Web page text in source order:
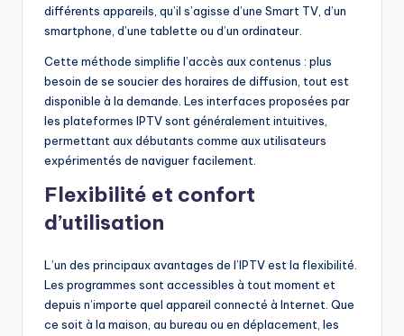
différents appareils, qu’il s’agisse d’une Smart TV, d’un
smartphone, d’une tablette ou d’un ordinateur.
Cette méthode simplifie l’accès aux contenus : plus
besoin de se soucier des horaires de diffusion, tout est
disponible à la demande. Les interfaces proposées par
les plateformes IPTV sont généralement intuitives,
permettant aux débutants comme aux utilisateurs
expérimentés de naviguer facilement.
Flexibilité et confort
d’utilisation
L’un des principaux avantages de l’IPTV est la flexibilité.
Les programmes sont accessibles à tout moment et
depuis n’importe quel appareil connecté à Internet. Que
ce soit à la maison, au bureau ou en déplacement, les